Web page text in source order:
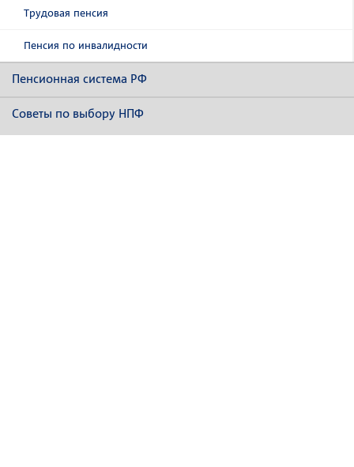
Трудовая пенсия
Пенсия по инвалидности
Пенсионная система РФ
Советы по выбору НПФ